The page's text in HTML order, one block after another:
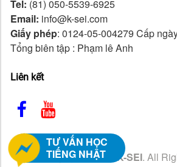
Tel: (81) 050-5539-6925
Email: info@k-sei.com
Giấy phép: 0124-05-004279 Cấp
Tổng biên tập : Phạm lê Anh
Liên kết
Copyright ©2026 K-SEI. All
TƯ VẤN HỌC
TIẾNG NHẬT